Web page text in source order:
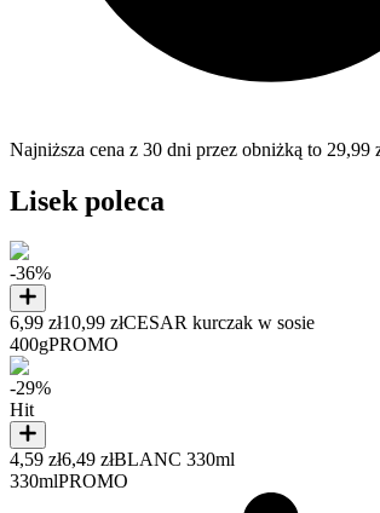
Najniższa cena z 30 dni przez obniżką to 29,99
Lisek poleca
-36%
6,99 zł10,99 złCESAR kurczak w sosie
400gPROMO
-29%
Hit
4,59 zł6,49 złBLANC 330ml
330mlPROMO